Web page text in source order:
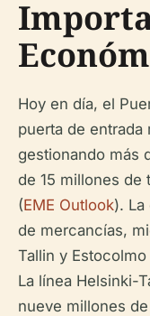
Hoy en día, el
puerta de entrada
gestionando más
de 15 millones de
(EME Outlook).
de mercancías,
Tallin y
La línea Helsinki-
nueve millones